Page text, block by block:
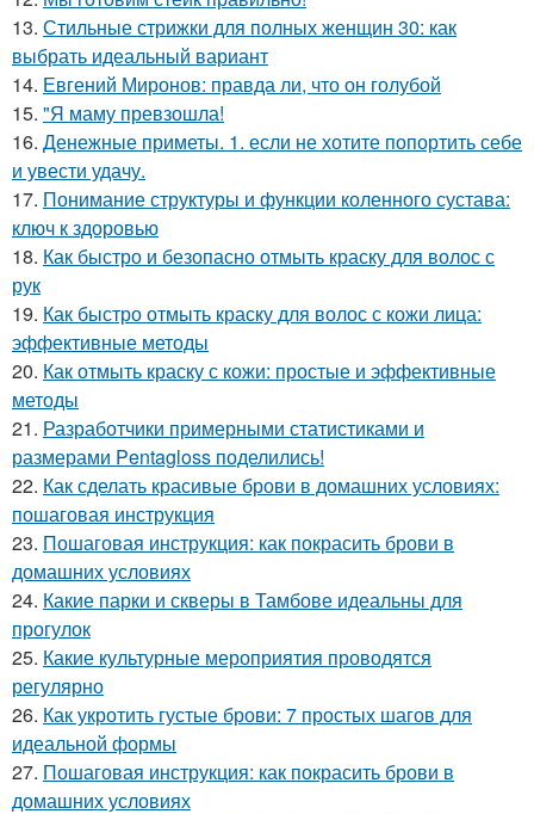
13. Стильные стрижки для полных женщин 30: как
выбрать идеальный вариант
14. Евгений Миронов: правда ли, что он голубой
15. "Я маму превзошла!
16. Денежные приметы. 1. если не хотите попортить себе
и увести удачу.
17. Понимание структуры и функции коленного сустава:
ключ к здоровью
18. Как быстро и безопасно отмыть краску для волос с
рук
19. Как быстро отмыть краску для волос с кожи лица:
эффективные методы
20. Как отмыть краску с кожи: простые и эффективные
методы
21. Разработчики примерными статистиками и
размерами Pentagloss поделились!
22. Как сделать красивые брови в домашних условиях:
пошаговая инструкция
23. Пошаговая инструкция: как покрасить брови в
домашних условиях
24. Какие парки и скверы в Тамбове идеальны для
прогулок
25. Какие культурные мероприятия проводятся
регулярно
26. Как укротить густые брови: 7 простых шагов для
идеальной формы
27. Пошаговая инструкция: как покрасить брови в
домашних условиях